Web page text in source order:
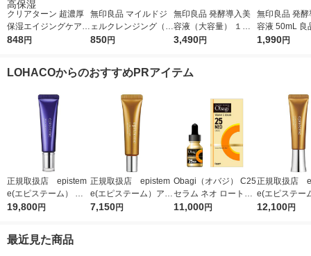
クリアターン 超濃厚
保湿エイジングケアマ
スクEX 40枚入 大容量
848円
無印良品 マイルドジ
ェルクレンジング（大
容量） ２２０ｇ 良品
850円
無印良品 発酵導入美
容液（大容量） １０
０ｍＬ 良品計画
3,490円
無印良品 発酵
容液 50mL 良
（イチオシ）
1,990円
LOHACOからのおすすめPRアイテム
正規取扱店 epistem
e(エピステーム） ス
テムサイエンスアイ 1
19,800円
正規取扱店 epistem
e(エピステーム）アイ
パーフェクトショット
7,150円
Obagi（オバジ） C25
セラム ネオ ロート製
薬
11,000円
正規取扱店
e(エピステー
パーフェクト
12,100円
最近見た商品